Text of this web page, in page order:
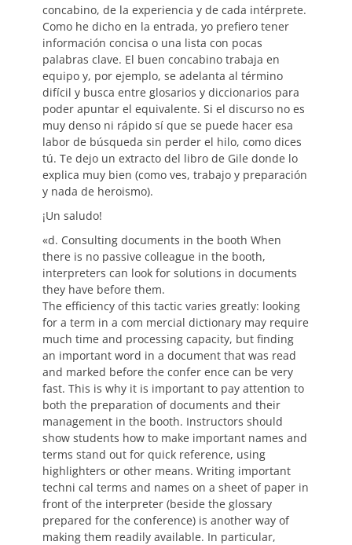
concabino, de la experiencia y de cada intérprete.
Como he dicho en la entrada, yo prefiero tener
información concisa o una lista con pocas
palabras clave. El buen concabino trabaja en
equipo y, por ejemplo, se adelanta al término
difícil y busca entre glosarios y diccionarios para
poder apuntar el equivalente. Si el discurso no es
muy denso ni rápido sí que se puede hacer esa
labor de búsqueda sin perder el hilo, como dices
tú. Te dejo un extracto del libro de Gile donde lo
explica muy bien (como ves, trabajo y preparación
y nada de heroismo).
¡Un saludo!
«d. Consulting documents in the booth When
there is no passive colleague in the booth,
interpreters can look for solutions in documents
they have before them.
The efficiency of this tactic varies greatly: looking
for a term in a com mercial dictionary may require
much time and processing capacity, but finding
an important word in a document that was read
and marked before the confer ence can be very
fast. This is why it is important to pay attention to
both the preparation of documents and their
management in the booth. Instructors should
show students how to make important names and
terms stand out for quick reference, using
highlighters or other means. Writing important
techni cal terms and names on a sheet of paper in
front of the interpreter (beside the glossary
prepared for the conference) is another way of
making them readily available. In particular,